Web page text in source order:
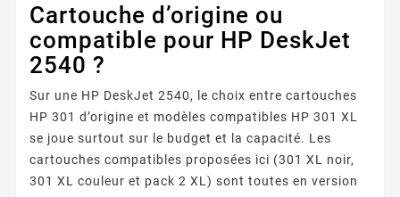
Cartouche d’origine ou
compatible pour HP DeskJet
2540 ?
Sur une HP DeskJet 2540, le choix entre cartouches
HP 301 d’origine et modèles compatibles HP 301 XL
se joue surtout sur le budget et la capacité. Les
cartouches compatibles proposées ici (301 XL noir,
301 XL couleur et pack 2 XL) sont toutes en version